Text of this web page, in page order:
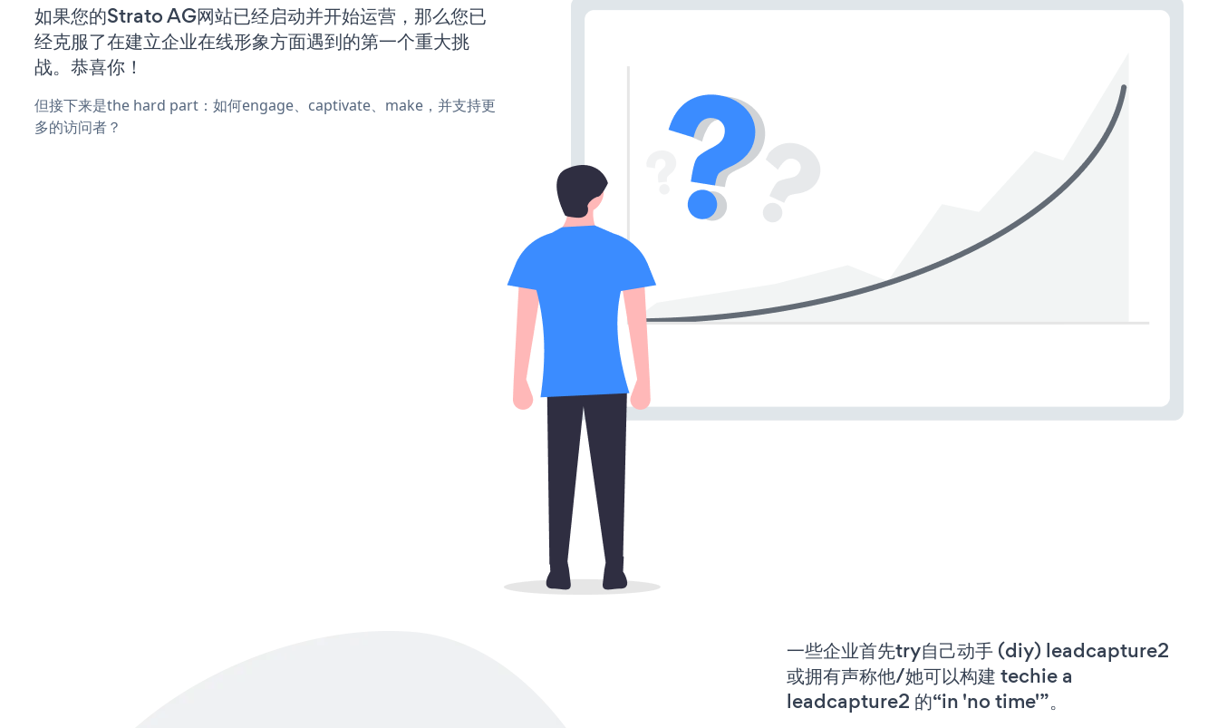
如果您的Strato AG网站已经启动并开始运营，那么您已
经克服了在建立企业在线形象方面遇到的第一个重大挑
战。恭喜你！
但接下来是the hard part：如何engage、captivate、make，并支持更
多的访问者？
一些企业首先try自己动手 (diy) leadcapture2
或拥有声称他/她可以构建 techie a
leadcapture2 的“in 'no time'”。